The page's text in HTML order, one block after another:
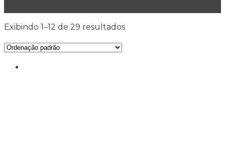
Exibindo 1–12 de 29 resultados